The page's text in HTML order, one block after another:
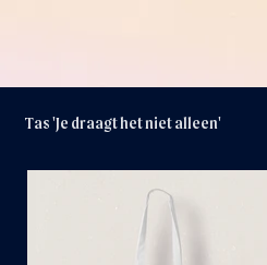
Tas 'Je draagt het niet alleen'